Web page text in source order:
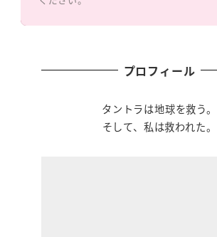
プロフィール
タントラは地球を救う。
そして、私は救われた。